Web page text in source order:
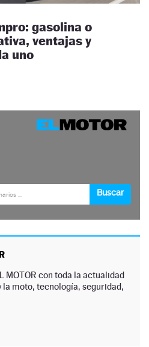
gasolina o
ventajas y
uno
MOTOR con toda la actualidad
la moto, tecnología, seguridad,